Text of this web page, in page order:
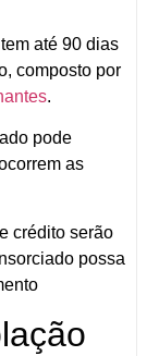
até 90 dias
composto por
.
pode
as
crédito serão
possa